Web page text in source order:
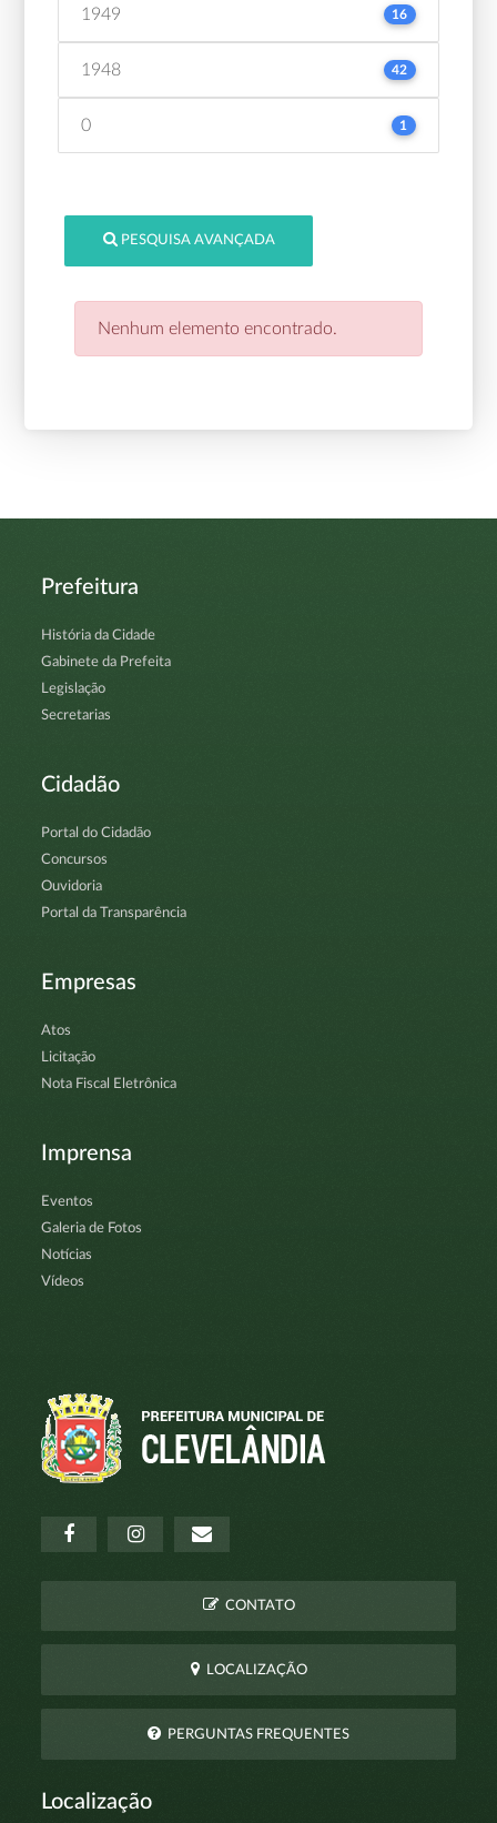
1949 16
1948 42
0 1
PESQUISA AVANÇADA
Nenhum elemento encontrado.
Prefeitura
História da Cidade
Gabinete da Prefeita
Legislação
Secretarias
Cidadão
Portal do Cidadão
Concursos
Ouvidoria
Portal da Transparência
Empresas
Atos
Licitação
Nota Fiscal Eletrônica
Imprensa
Eventos
Galeria de Fotos
Notícias
Vídeos
CONTATO
LOCALIZAÇÃO
PERGUNTAS FREQUENTES
Localização